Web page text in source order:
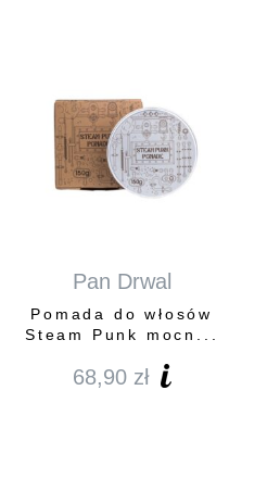
Pan Drwal
Pomada do włosów
Steam Punk mocn...
68,90 zł